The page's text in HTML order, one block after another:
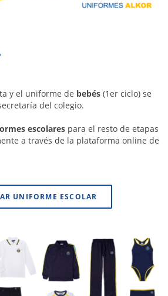
y el uniforme de bebés (1er ciclo) se
del colegio.
escolares para el resto de etapas
a través de la plataforma online de
UNIFORME ESCOLAR